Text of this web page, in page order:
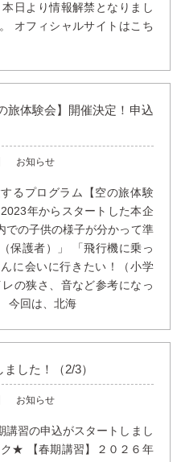
日より情報解禁となりまし
オフィシャルサイトはこち
旅体験会】開催決定！申込
お知らせ
るプログラム【空の旅体験
年からスタートした本企
での子供の様子が分かって準
保護者）」 「飛行機に乗っ
に会いに行きたい！（小学
の狭さ、音など参考になっ
今回は、北海
した！（2/3）
お知らせ
講習の申込がスタートしまし
★ 【春期講習】２０２６年